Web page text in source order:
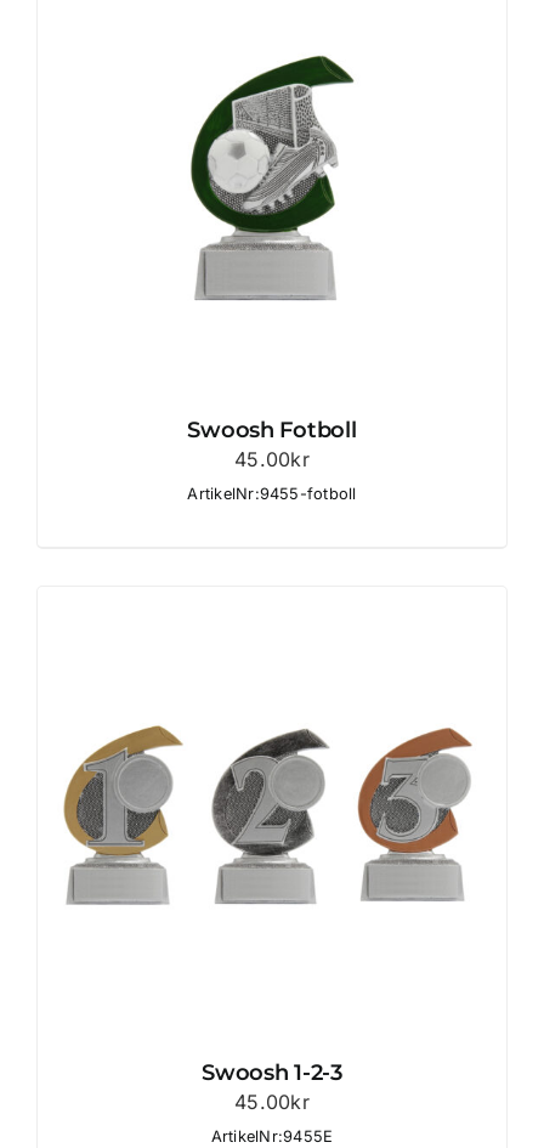
Swoosh Fotboll
45.00kr
ArtikelNr:9455-fotboll
Swoosh 1-2-3
45.00kr
ArtikelNr:9455E